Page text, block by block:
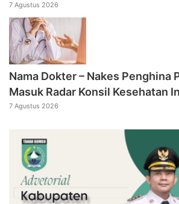
7 Agustus 2026
Nama Dokter – Nakes Penghina
Masuk Radar Konsil Kesehatan
7 Agustus 2026